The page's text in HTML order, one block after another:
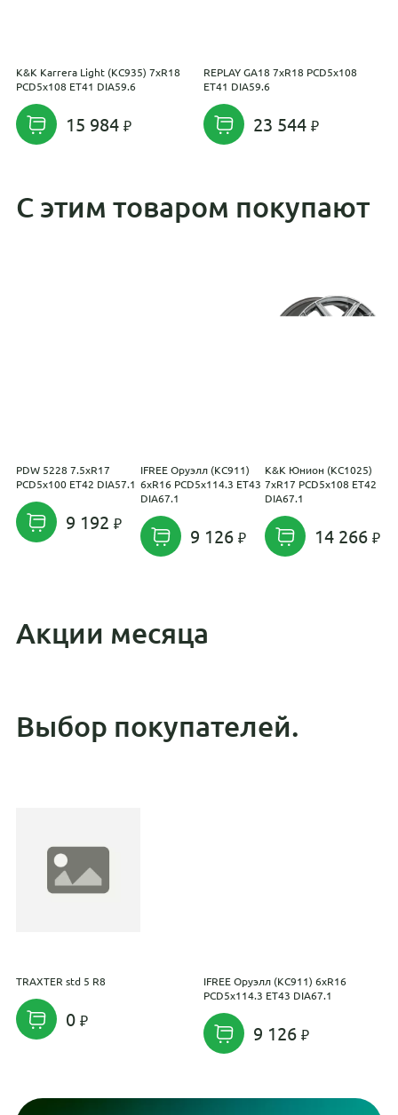
K&K Karrera Light (КС935) 7xR18
PCD5x108 ET41 DIA59.6
15 984
REPLAY GA18 7xR18 PCD5x108
ET41 DIA59.6
23 544
С этим товаром покупают
PDW 5228 7.5xR17
PCD5x100 ET42 DIA57.1
9 192
IFREE Оруэлл (КС911)
6xR16 PCD5x114.3 ET43
DIA67.1
9 126
K&K Юнион (КС1025)
7xR17 PCD5x108 ET42
DIA67.1
14 266
Акции месяца
Выбор покупателей.
TRAXTER std 5 R8
0
IFREE Оруэлл (КС911) 6xR16
PCD5x114.3 ET43 DIA67.1
9 126